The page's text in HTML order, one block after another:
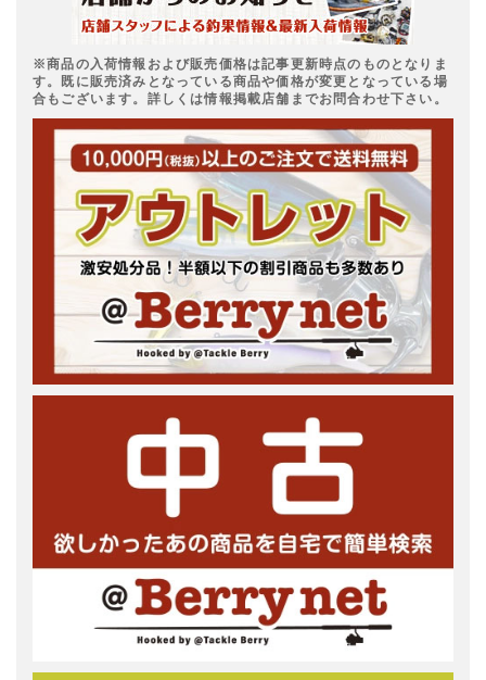
※商品の入荷情報および販売価格は記事更新時点のものとなりま
す。既に販売済みとなっている商品や価格が変更となっている場
合もございます。詳しくは情報掲載店舗までお問合わせ下さい。